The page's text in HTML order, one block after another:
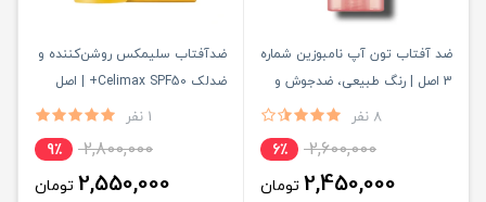
ضد آفتاب تون آپ نامبوزین شماره
3 اصل | رنگ طبیعی، ضدجوش و
8 نفر
2,600,000 6٪
2,450,000 تومان
ضدآفتاب سلیمکس روشن‌کننده و
ضدلک Celimax SPF50+ | اصل
1 نفر
2,800,000 9٪
2,550,000 تومان